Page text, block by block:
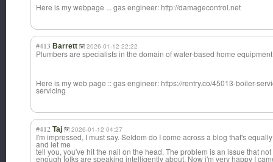
Here is my webpage ... gas engineer: http://damagecontrol.net
#413 Barrett 2026-01-12 22:22
Plumbers are specialists in the domain of water-based home
Here is my web page :: gas engineer: https://rentry.co/45013-boiler-
servicing
#412 Taj 2026-01-12 04:27
I'm impressed, I must say. Seldom do I come across a blog that's
and let me
tell you, you've hit the nail on the head. The problem is an issue that not
enough folks are speaking intelligently about. Now i'm very happy I